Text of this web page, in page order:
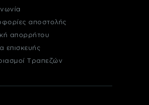
αποστολής
απορρήτου
επισκευής
Τραπεζών